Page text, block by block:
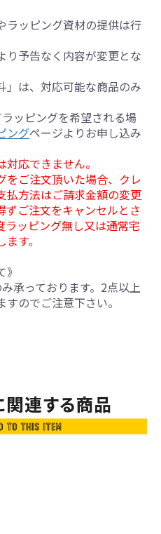
ラッピング資材の提供は行
り予告なく内容が変更とな
」は、対応可能な商品のみ
ッピングを希望される場
ングページよりお申し込み
応できません。
をご注文頂いた場合、クレ
払方法はご請求金額の変更
ご注文をキャンセルとさ
ッピング無し又は通常宅
す。
承っております。2点以上
のでご注意下さい。